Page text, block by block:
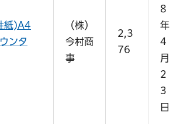
紙)A4
ンタ
（株）
今村商
事
2,3
76
8
年
4
月
2
3
日